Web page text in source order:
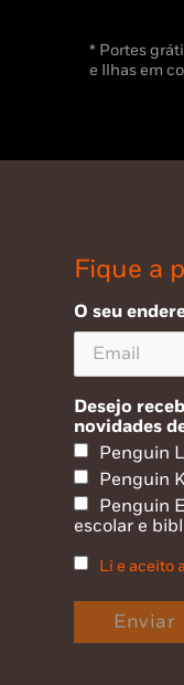
* Portes
e Ilhas em
Fique a
O seu
Desejo
novidades
Penguin
Penguin
Penguin
escolar e
Li e aceito